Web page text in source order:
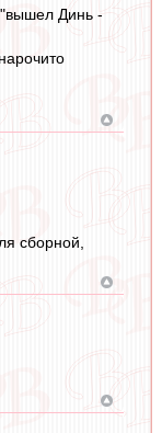
"вышел Динь -
сборной,